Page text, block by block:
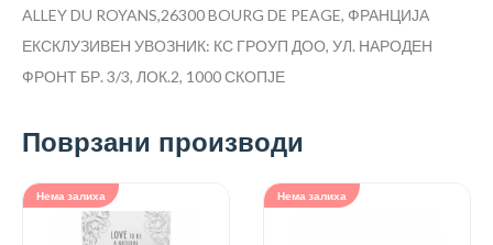
ALLEY DU ROYANS,26300 BOURG DE PEAGE, ФРАНЦИЈА
ЕКСКЛУЗИВЕН УВОЗНИК: КС ГРОУП ДОО, УЛ. НАРОДЕН
ФРОНТ БР. 3/3, ЛОК.2, 1000 СКОПЈЕ
Поврзани производи
Нема залиха Нема залиха